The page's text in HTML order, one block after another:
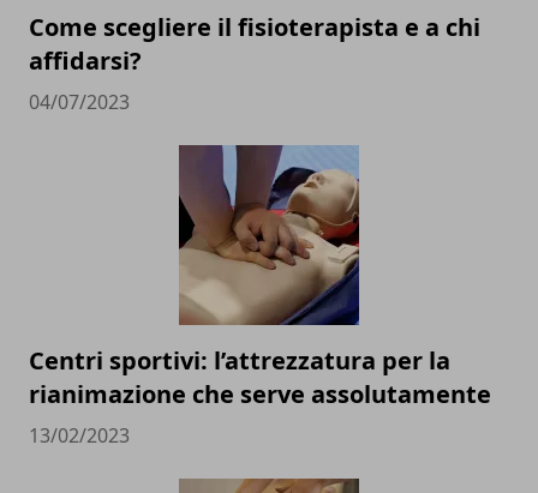
Come scegliere il fisioterapista e a chi
affidarsi?
04/07/2023
Centri sportivi: l’attrezzatura per la
rianimazione che serve assolutamente
13/02/2023